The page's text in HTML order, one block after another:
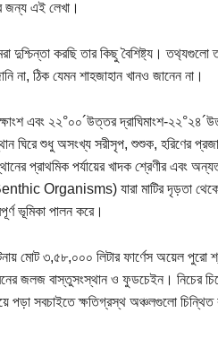
জন্য এই লেখা।
দুশ্চিন্তা করছি তার কিছু বৈশিষ্ট্য।
না, ঠিক যেমন শাহজাহান খানও জানেন না।
এবং ২২°০০´উত্তর দ্রাঘিমাংশ-
ঘিরে শুধু অসংখ্য সরীসৃপ, শুশুক, হরিণের
প্রাথমিক পর্যায়ের খাদক শ্রেণীর এবং
Organisms) যারা মাটির দৃড়তা
ভূমিকা পালন করে।
মোট ৩,৫৮,০০০ লিটার ফার্ণেস অয়েল পুরো
জলজ বাস্তুসংস্থান ও ফুডচেইন। নিচের
পড়া সবচাইতে ক্ষতিগ্রস্থ অঞ্চলগুলো